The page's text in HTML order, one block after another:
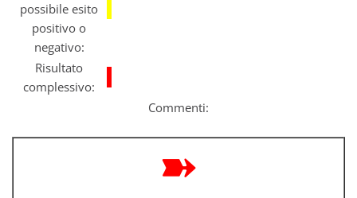
possibile esito
positivo o
negativo:
Risultato
complessivo:
Commenti: